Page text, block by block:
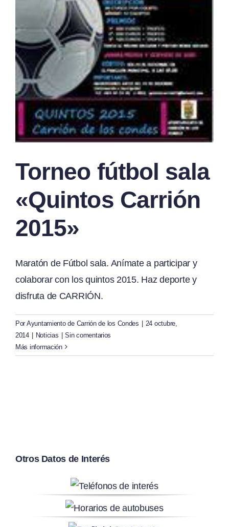
Torneo fútbol sala
«Quintos Carrión
2015»
Maratón de Fútbol sala. Anímate a participar y
colaborar con los quintos 2015. Haz deporte y
disfruta de CARRIÓN.
Por Ayuntamiento de Carrión de los Condes | 24 octubre,
2014 | Noticias | Sin comentarios
Más información
Otros Datos de Interés